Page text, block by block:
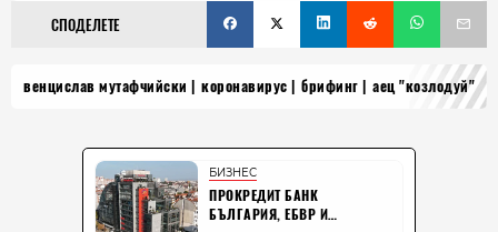
СПОДЕЛЕТЕ
венцислав мутафчийски коронавирус брифинг аец "козлодуй"